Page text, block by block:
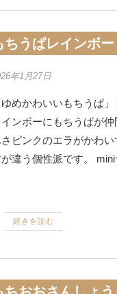
ちうぱレインボー
年1月27日
めかわいいもちうぱ
ンボーにもちうぱが
ピンクのエラがかわ
違う個性派です。
続きを読む